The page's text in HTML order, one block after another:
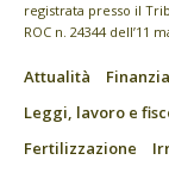
registrata presso il
ROC n. 24344 dell’11
Attualità
Leggi, lavoro e
Fertilizzazione